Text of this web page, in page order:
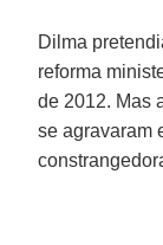
Dilma
reforma
de 2012. Mas
se agravaram